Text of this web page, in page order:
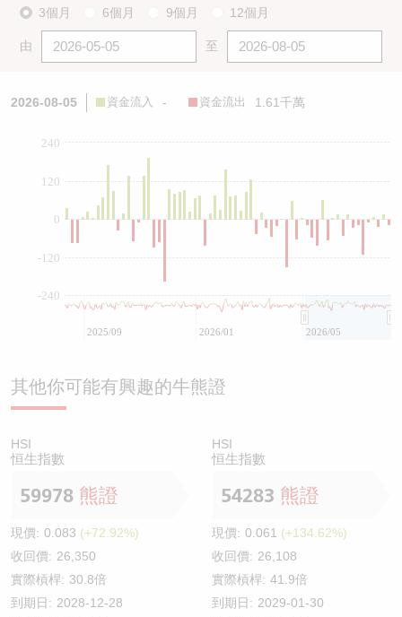
3個月 6個月 9個月 12個月
由 至
2026-08-05 資金流入 - 資金流出 1.61千萬
0
-240
-120
120
240
2025/09 2026/01 2026/05
其他你可能有興趣的牛熊證
HSI
恒生指數
59978 熊證
現價: 0.083 (+72.92%)
收回價: 26,350
實際槓桿: 30.8倍
到期日: 2028-12-28
HSI
恒生指數
54283 熊證
現價: 0.061 (+134.62%)
收回價: 26,108
實際槓桿: 41.9倍
到期日: 2029-01-30